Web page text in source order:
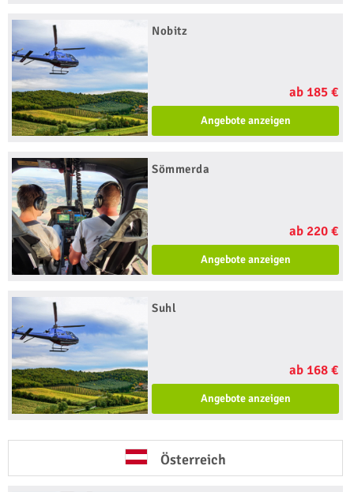
Nobitz
ab 185 €
Angebote anzeigen
Sömmerda
ab 220 €
Angebote anzeigen
Suhl
ab 168 €
Angebote anzeigen
Österreich